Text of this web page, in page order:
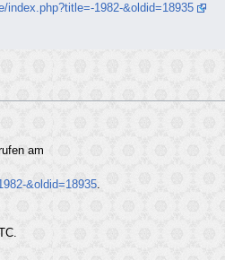
index.php?title=-1982-&oldid=18935
am
&oldid=18935.